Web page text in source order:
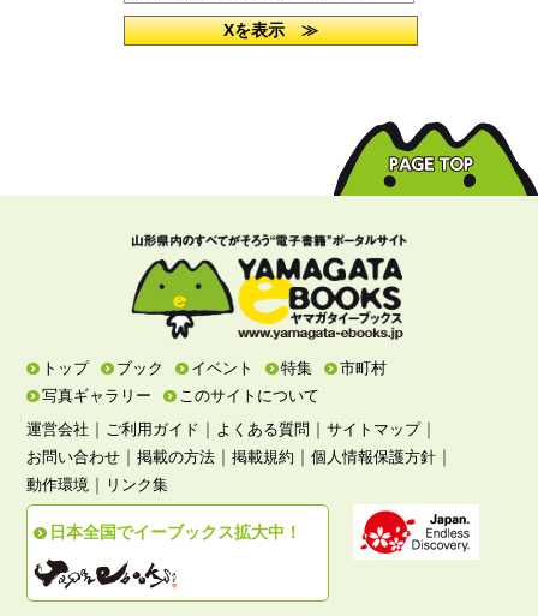
Xを表示 ≫
トップ ブック イベント 特集
市町村
写真ギャラリー
このサイトについて
運営会社 ｜ ご利用ガイド ｜ よくある質問 ｜サイトマップ｜
お問い合わせ ｜掲載の方法 ｜掲載規約 ｜個人情報保護方針 ｜
動作環境 ｜ リンク集
日本全国でイーブックス拡大中！